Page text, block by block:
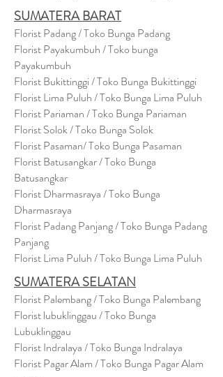
SUMATERA BARAT
Florist Padang / Toko Bunga Padang
Florist Payakumbuh / Toko bunga
Payakumbuh
Florist Bukittinggi / Toko Bunga Bukittinggi
Florist Lima Puluh / Toko Bunga Lima Puluh
Florist Pariaman / Toko Bunga Pariaman
Florist Solok / Toko Bunga Solok
Florist Pasaman/ Toko Bunga Pasaman
Florist Batusangkar / Toko Bunga
Batusangkar
Florist Dharmasraya / Toko Bunga
Dharmasraya
Florist Padang Panjang / Toko Bunga Padang
Panjang
Florist Lima Puluh / Toko Bunga Lima Puluh
SUMATERA SELATAN
Florist Palembang / Toko Bunga Palembang
Florist lubuklinggau / Toko Bunga
Lubuklinggau
Florist Indralaya / Toko Bunga Indralaya
Florist Pagar Alam / Toko Bunga Pagar Alam